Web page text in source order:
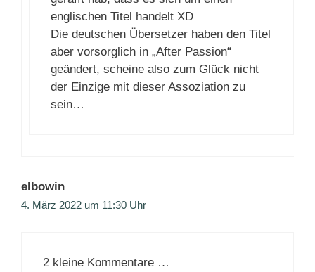
englischen Titel handelt XD
Die deutschen Übersetzer haben den Titel
aber vorsorglich in „After Passion“
geändert, scheine also zum Glück nicht
der Einzige mit dieser Assoziation zu
sein…
elbowin
4. März 2022 um 11:30 Uhr
2 kleine Kommentare …